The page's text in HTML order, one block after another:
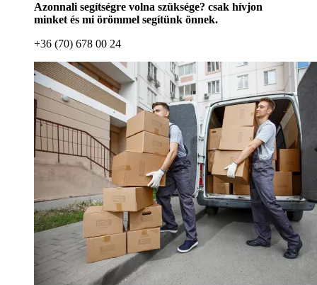
Azonnali segítségre volna szüksége? csak hívjon
minket és mi örömmel segítünk önnek.
+36 (70) 678 00 24